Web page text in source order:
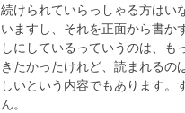
続けられていらっしゃる方はい
いますし、それを正面から書か
しにしているっていうのは、も
きたかったけれど、読まれるの
しいという内容でもあります。
ん。